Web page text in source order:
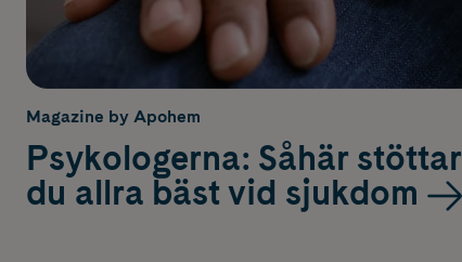
Magazine by Apohem
Psykologerna: Såhär stöttar
du allra bäst vid sjukdom